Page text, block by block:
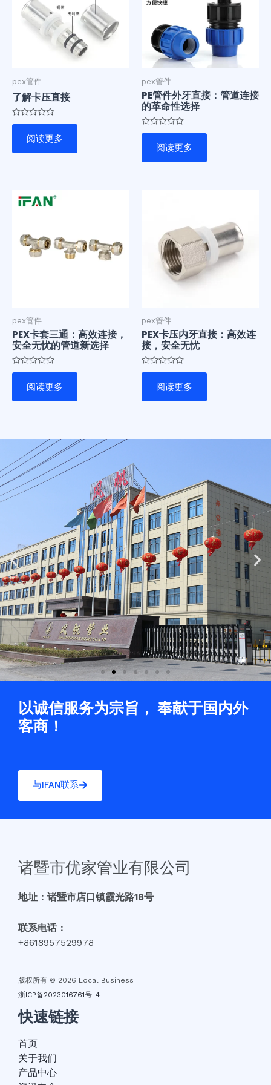
pex管件
了解卡压直接
评
5
阅读更多
pex管件
PE管件外牙直接：管道连接
的革命性选择
评
5
阅读更多
pex管件
PEX卡套三通：高效连接，
安全无忧的管道新选择
评
5
阅读更多
pex管件
PEX卡压内牙直接：高效连
接，安全无忧
评
5
阅读更多
Previous
slide
以诚信服务为宗旨， 奉献于国内外
客商！
与IFAN联系
诸暨市优家管业有限公司
地址：诸暨市店口镇霞光路18号
联系电话：
+8618957529978
版权所有 © 2026 Local Business
浙ICP备2023016761号-4
快速链接
首页
关于我们
产品中心